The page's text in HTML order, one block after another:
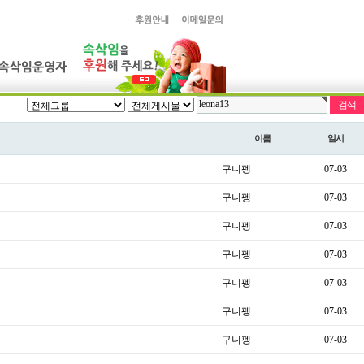
이름 일시
구니펭 07-03
구니펭 07-03
구니펭 07-03
구니펭 07-03
구니펭 07-03
구니펭 07-03
구니펭 07-03